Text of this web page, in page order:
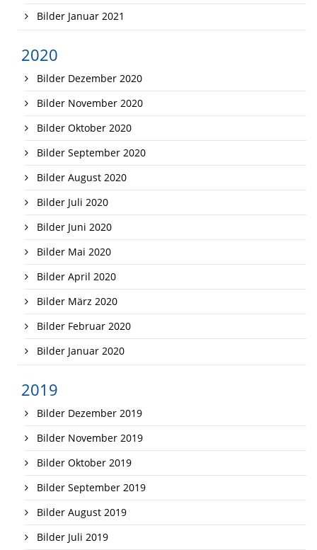
Bilder Januar 2021
2020
Bilder Dezember 2020
Bilder November 2020
Bilder Oktober 2020
Bilder September 2020
Bilder August 2020
Bilder Juli 2020
Bilder Juni 2020
Bilder Mai 2020
Bilder April 2020
Bilder März 2020
Bilder Februar 2020
Bilder Januar 2020
2019
Bilder Dezember 2019
Bilder November 2019
Bilder Oktober 2019
Bilder September 2019
Bilder August 2019
Bilder Juli 2019